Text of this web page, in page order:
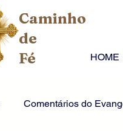
Caminho
de
Fé
HOME
Comentários do